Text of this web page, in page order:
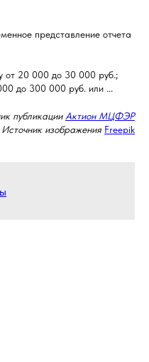
представление отчета
от 20 000 до 30 000 руб.;
до 300 000 руб. или ...
публикации Актион МЦФЭР
Источник изображения Freepik